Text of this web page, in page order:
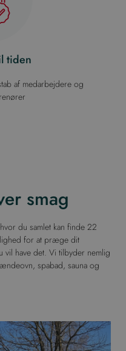
tiden
af medarbejdere og
smag
du samlet kan finde 22
for at præge dit
vil have det. Vi tilbyder nemlig
spabad, sauna og